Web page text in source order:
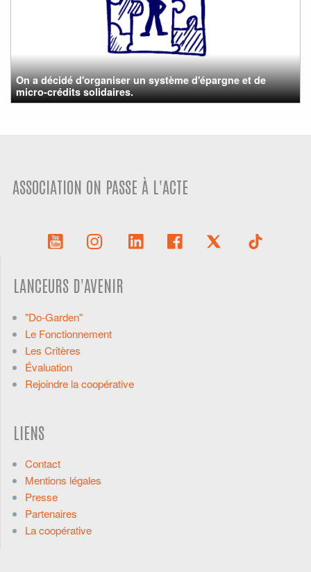
On a décidé d'organiser un système d'épargne et de
micro-crédits solidaires.
ASSOCIATION ON PASSE À L'ACTE
LANCEURS D'AVENIR
"Do-Garden"
Le Fonctionnement
Les Critères
Évaluation
Rejoindre la coopérative
LIENS
Contact
Mentions légales
Presse
Partenaires
La coopérative